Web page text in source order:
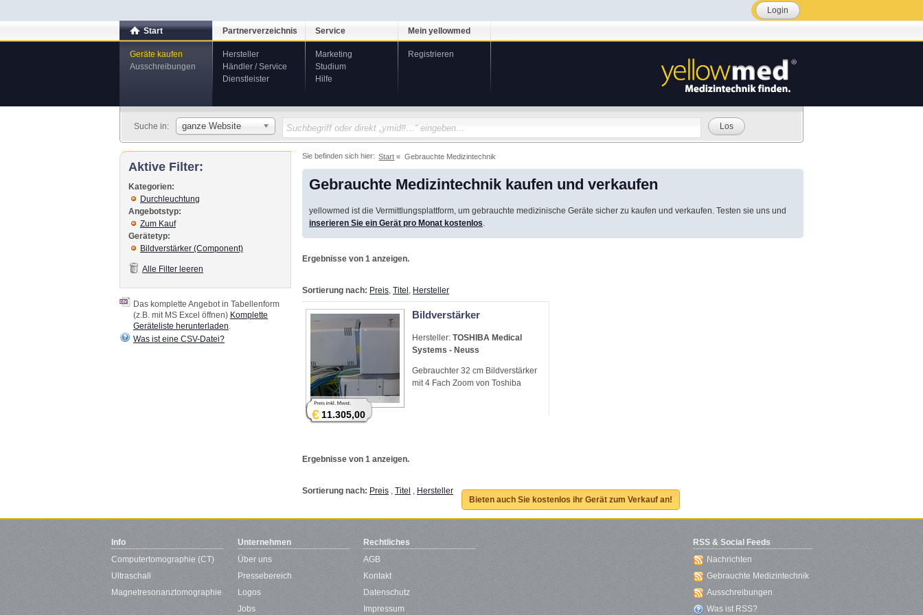
Login
Start
Geräte kaufen
Ausschreibungen
Partnerverzeichnis
Hersteller
Händler / Service
Dienstleister
Service
Marketing
Studium
Hilfe
Mein yellowmed
Registrieren
Suche in: ganze Website Los
Sie befinden sich hier: Start Gebrauchte Medizintechnik
Gebrauchte Medizintechnik kaufen und verkaufen
yellowmed ist die Vermittlungsplattform, um gebrauchte medizinische Geräte sicher zu kaufen und verkaufen. Testen sie uns und
inserieren Sie ein Gerät pro Monat kostenlos
Ergebnisse von 1 anzeigen.
Sortierung nach: Preis Titel Hersteller
Bildverstärker
Hersteller: TOSHIBA Medical
Systems - Neuss
Gebrauchter 32 cm Bildverstärker
mit 4 Fach Zoom von Toshiba
€11.305,00
Ergebnisse von 1 anzeigen.
Sortierung nach: Preis , Titel , Hersteller
Bieten auch Sie kostenlos ihr Gerät zum Verkauf an!
Aktive Filter:
Kategorien:
Durchleuchtung
Angebotstyp:
Zum Kauf
Gerätetyp:
Bildverstärker (Component)
Alle Filter leeren
Das komplette Angebot in Tabellenform
(z.B. mit MS Excel öffnen) Komplette
Geräteliste herunterladen
Was ist eine CSV-Datei?
Info
Computertomographie (CT)
Ultraschall
Magnetresonanztomographie
Unternehmen
Über uns
Pressebereich
Logos
Jobs
Rechtliches
AGB
Kontakt
Datenschutz
Impressum
RSS & Social Feeds
Nachrichten
Gebrauchte Medizintechnik
Ausschreibungen
Was ist RSS?